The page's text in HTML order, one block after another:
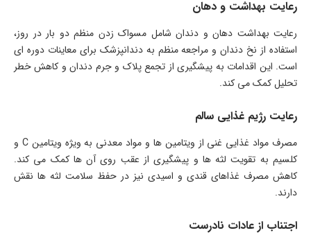
رعایت بهداشت و دهان
رعایت بهداشت دهان و دندان شامل مسواک زدن منظم دو بار در روز،
استفاده از نخ دندان و مراجعه منظم به دندانپزشک برای معاینات دوره ای
است. این اقدامات به پیشگیری از تجمع پلاک و جرم دندان و کاهش خطر
تحلیل کمک می کند.
رعایت رژیم غذایی سالم
مصرف مواد غذایی غنی از ویتامین ها و مواد معدنی به ویژه ویتامین C و
کلسیم به تقویت لثه ها و پیشگیری از عقب روی آن ها کمک می کند.
کاهش مصرف غذاهای قندی و اسیدی نیز در حفظ سلامت لثه ها نقش
دارند.
اجتناب از عادات نادرست